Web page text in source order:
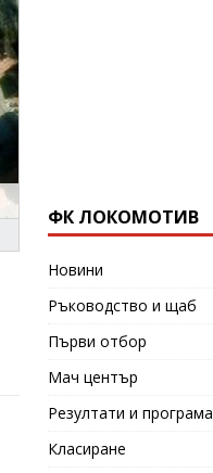
ФК ЛОКОМОТИВ
Новини
Ръководство и щаб
Първи отбор
Мач център
Резултати и програма
Класиране